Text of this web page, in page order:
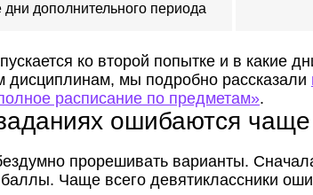
дополнительного периода
ко второй попытке и в какие
дисциплинам, мы подробно рассказали
расписание по предметам».
ошибаются чаще
прорешивать варианты.
Чаще всего девятиклассники